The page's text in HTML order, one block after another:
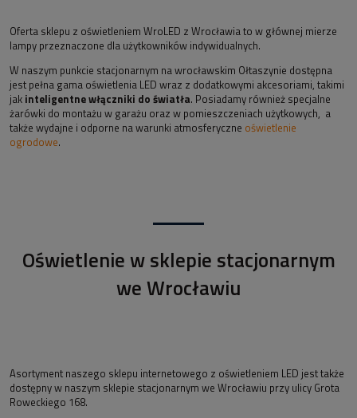
Oferta sklepu z oświetleniem WroLED z Wrocławia to w głównej mierze
lampy przeznaczone dla użytkowników indywidualnych.
W naszym punkcie stacjonarnym na wrocławskim Ołtaszynie dostępna
jest pełna gama oświetlenia LED wraz z dodatkowymi akcesoriami, takimi
jak inteligentne włączniki do światła. Posiadamy również specjalne
żarówki do montażu w garażu oraz w pomieszczeniach użytkowych, a
także wydajne i odporne na warunki atmosferyczne oświetlenie
ogrodowe.
Oświetlenie w sklepie stacjonarnym
we Wrocławiu
Asortyment naszego sklepu internetowego z oświetleniem LED jest także
dostępny w naszym sklepie stacjonarnym we Wrocławiu przy ulicy Grota
Roweckiego 168.